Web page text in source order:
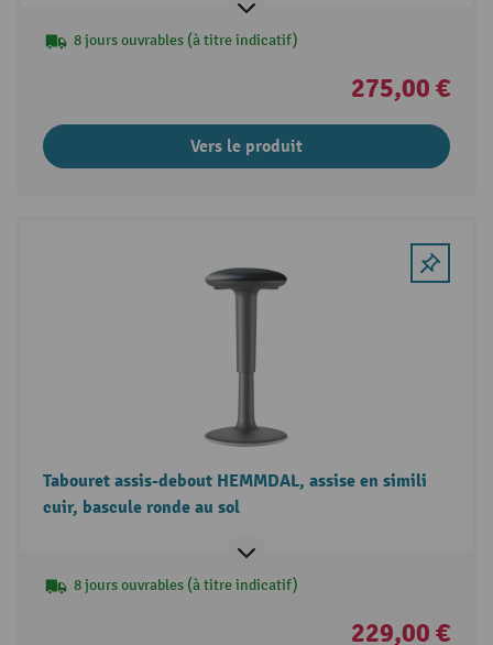
8 jours ouvrables (à titre indicatif)
275,00 €
Vers le produit
Tabouret assis-debout HEMMDAL, assise en simili
cuir, bascule ronde au sol
8 jours ouvrables (à titre indicatif)
229,00 €